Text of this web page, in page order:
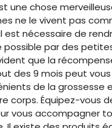
une chose
ne le vivent pas
est nécessaire de
possible par des
que la
des 9 mois peut
de la grossesse
corps. Équipez-vous
vous accompagner